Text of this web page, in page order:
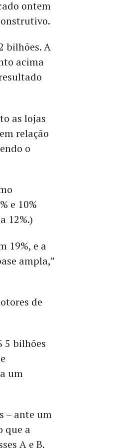
ontem
bilhões. A
acima
as lojas
relação
o
e 10%
12%.)
19%, e a
ampla,”
de
5 bilhões
um
– ante um
que a
A e B.